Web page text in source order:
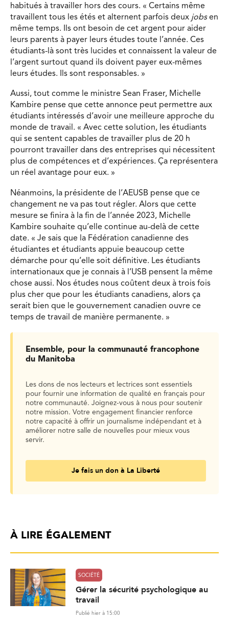
habitués à travailler hors des cours. « Certains même
travaillent tous les étés et alternent parfois deux jobsen
même temps. Ils ont besoin de cet argent pour aider
leurs parents à payer leurs études toute l’année. Ces
étudiants-là sont très lucides et connaissent la valeur de
l’argent surtout quand ils doivent payer eux-mêmes
leurs études. Ils sont responsables. »
Aussi, tout comme le ministre Sean Fraser, Michelle
Kambire pense que cette annonce peut permettre aux
étudiants intéressés d’avoir une meilleure approche du
monde de travail. « Avec cette solution, les étudiants
qui se sentent capables de travailler plus de 20 h
pourront travailler dans des entreprises qui nécessitent
plus de compétences et d’expériences. Ça représentera
un réel avantage pour eux. »
Néanmoins, la présidente de l’AEUSB pense que ce
changement ne va pas tout régler. Alors que cette
mesure se finira à la fin de l’année 2023, Michelle
Kambire souhaite qu’elle continue au-delà de cette
date. « Je sais que la Fédération canadienne des
étudiantes et étudiants appuie beaucoup cette
démarche pour qu’elle soit définitive. Les étudiants
internationaux que je connais à l’USB pensent la même
chose aussi. Nos études nous coûtent deux à trois fois
plus cher que pour les étudiants canadiens, alors ça
serait bien que le gouvernement canadien ouvre ce
temps de travail de manière permanente. »
Ensemble, pour la communauté francophone
du Manitoba
Les dons de nos lecteurs et lectrices sont essentiels
pour fournir une information de qualité en français pour
notre communauté. Joignez-vous à nous pour soutenir
notre mission. Votre engagement financier renforce
notre capacité à offrir un journalisme indépendant et à
améliorer notre salle de nouvelles pour mieux vous
servir.
Je fais un don à La Liberté
À LIRE ÉGALEMENT
SOCIÉTÉ
Gérer la sécurité psychologique au
travail
Publié hier à 15:00